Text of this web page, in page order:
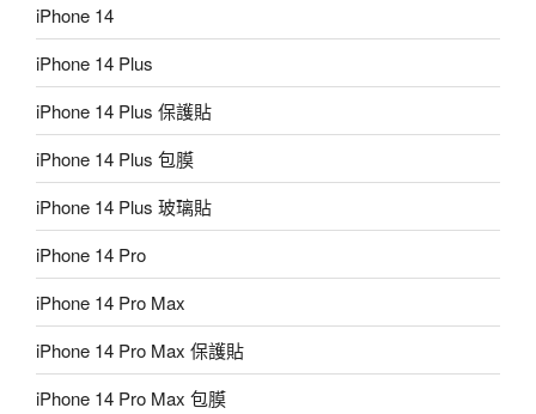
iPhone 14
iPhone 14 Plus
iPhone 14 Plus 保護貼
iPhone 14 Plus 包膜
iPhone 14 Plus 玻璃貼
iPhone 14 Pro
iPhone 14 Pro Max
iPhone 14 Pro Max 保護貼
iPhone 14 Pro Max 包膜